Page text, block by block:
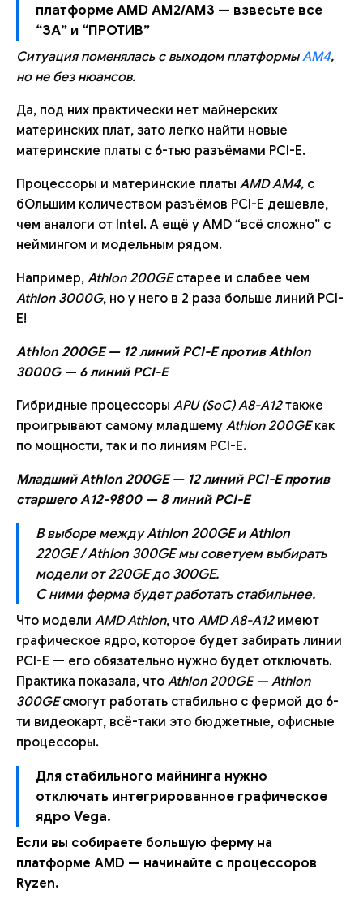
платформе AMD AM2/AM3 — взвесьте все
“ЗА” и “ПРОТИВ”
Ситуация поменялась с выходом платформыAM4,
но не без нюансов.
Да, под них практически нет майнерских
материнских плат, зато легко найти новые
материнские платы с 6-тью разъёмами PCI-E.
Процессоры и материнские платы AMD AM4, с
бОльшим количеством разъёмов PCI-E дешевле,
чем аналоги от Intel. А ещё у AMD “всё сложно” с
неймингом и модельным рядом.
Например, Athlon 200GEстарее и слабее чем
Athlon 3000G, но у него в 2 раза больше линий PCI-
E!
Athlon 200GE — 12 линий PCI-E против Athlon
3000G — 6 линий PCI-E
Гибридные процессоры APU (SoC) A8-A12также
проигрывают самому младшему Athlon 200GEкак
по мощности, так и по линиям PCI-E.
Младший Athlon 200GE — 12 линий PCI-E против
старшего A12-9800 — 8 линий PCI-E
В выборе между Athlon 200GE и Athlon
220GE / Athlon 300GE мы советуем выбирать
модели от 220GE до 300GE.
С ними ферма будет работать стабильнее.
Что модели AMD Athlon, что AMD A8-A12имеют
графическое ядро, которое будет забирать линии
PCI-E — его обязательно нужно будет отключать.
Практика показала, что Athlon 200GE — Athlon
300GEсмогут работать стабильно с фермой до 6-
ти видеокарт, всё-таки это бюджетные, офисные
процессоры.
Для стабильного майнинга нужно
отключать интегрированное графическое
ядро Vega.
Если вы собираете большую ферму на
платформе AMD — начинайте с процессоров
Ryzen.